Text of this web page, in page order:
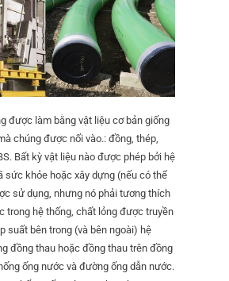
được làm bằng vật liệu cơ bản giống
chúng được nối vào.: đồng, thép,
Bất kỳ vật liệu nào được phép bởi hệ
sức khỏe hoặc xây dựng (nếu có thể
sử dụng, nhưng nó phải tương thích
trong hệ thống, chất lỏng được truyền
suất bên trong (và bên ngoài) hệ
đồng thau hoặc đồng thau trên đồng
ống nước và đường ống dẫn nước.